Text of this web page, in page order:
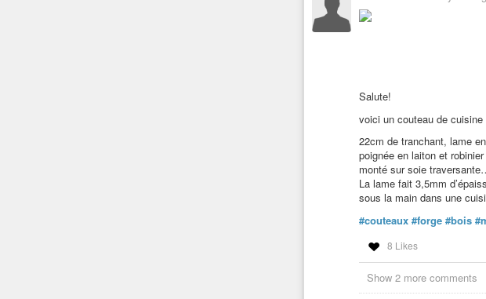
Salute!
voici un couteau de
22cm de tranchant, lame
poignée en laiton et
monté sur soie
La lame fait 3,5mm
sous la main dans une
#couteaux #forge #bois
8 Likes
Show 2 more comments